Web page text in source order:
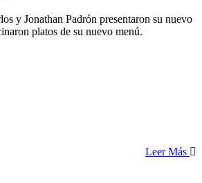
y Jonathan Padrón presentaron su nuevo
platos de su nuevo menú.
Leer Más